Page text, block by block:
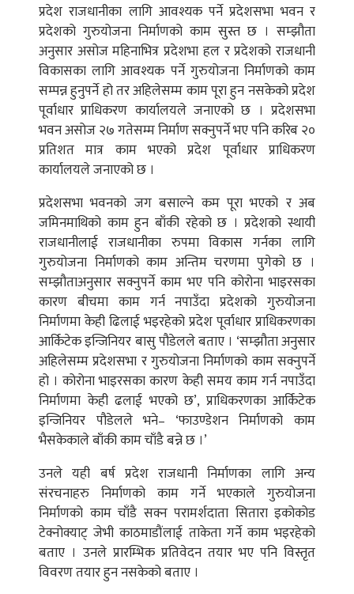
प्रदेश राजधानीका लागि आवश्यक पर्ने प्रदेशसभा भवन र
प्रदेशको गुरुयोजना निर्माणको काम सुस्त छ । सम्झौता
अनुसार असोज महिनाभित्र प्रदेशभा हल र प्रदेशको राजधानी
विकासका लागि आवश्यक पर्ने गुरुयोजना निर्माणको काम
सम्पन्न हुनुपर्ने हो तर अहिलेसम्म काम पूरा हुन नसकेको प्रदेश
पूर्वाधार प्राधिकरण कार्यालयले जनाएको छ । प्रदेशसभा
भवन असोज २७ गतेसम्म निर्माण सक्नुपर्ने भए पनि करिब २०
प्रतिशत मात्र काम भएको प्रदेश पूर्वाधार प्राधिकरण
कार्यालयले जनाएको छ ।
प्रदेशसभा भवनको जग बसाल्ने कम पूरा भएको र अब
जमिनमाथिको काम हुन बाँकी रहेको छ । प्रदेशको स्थायी
राजधानीलाई राजधानीका रुपमा विकास गर्नका लागि
गुरुयोजना निर्माणको काम अन्तिम चरणमा पुगेको छ ।
सम्झौताअनुसार सक्नुपर्ने काम भए पनि कोरोना भाइरसका
कारण बीचमा काम गर्न नपाउँदा प्रदेशको गुरुयोजना
निर्माणमा केही ढिलाई भइरहेको प्रदेश पूर्वाधार प्राधिकरणका
आर्किटेक इन्जिनियर बासु पौडेलले बताए । ‘सम्झौता अनुसार
अहिलेसम्म प्रदेशसभा र गुरुयोजना निर्माणको काम सक्नुपर्ने
हो । कोरोना भाइरसका कारण केही समय काम गर्न नपाउँदा
निर्माणमा केही ढलाई भएको छ’, प्राधिकरणका आर्किटेक
इन्जिनियर पौडेलले भने– ‘फाउण्डेशन निर्माणको काम
भैसकेकाले बाँकी काम चाँडै बन्ने छ ।’
उनले यही बर्ष प्रदेश राजधानी निर्माणका लागि अन्य
संरचनाहरु निर्माणको काम गर्ने भएकाले गुरुयोजना
निर्माणको काम चाँडै सक्न परामर्शदाता सितारा इकोकोड
टेक्नोक्याट् जेभी काठमाडौंलाई ताकेता गर्ने काम भइरहेको
बताए । उनले प्रारम्भिक प्रतिवेदन तयार भए पनि विस्तृत
विवरण तयार हुन नसकेको बताए ।